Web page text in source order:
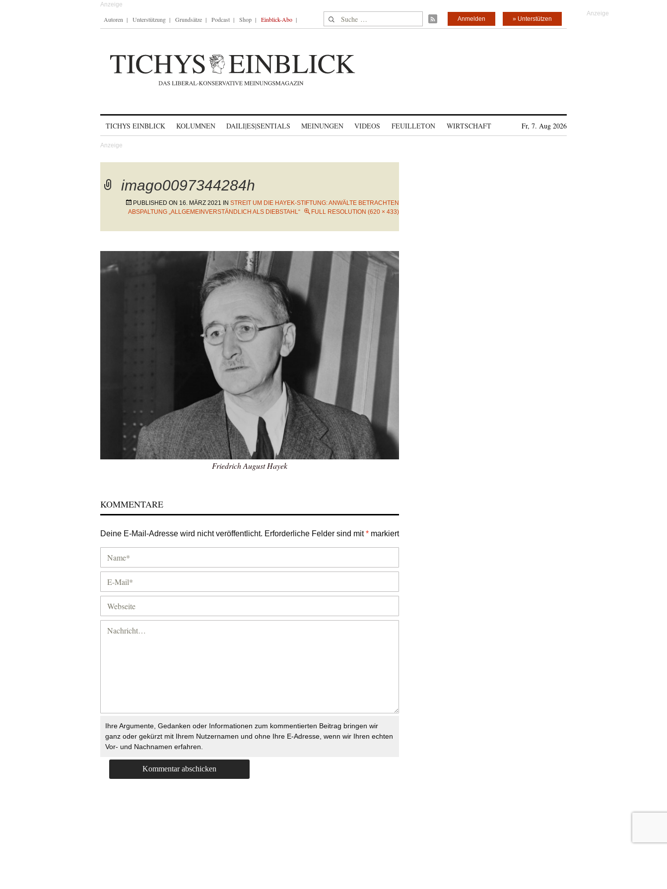
Autoren Unterstützung Grundsätze Podcast Shop Einblick-Abo Suche nach: » Unterstützen
Anmelden
TICHYS EINBLICK KOLUMNEN DAILI|ES|SENTIALS MEINUNGEN VIDEOS FEUILLETON WIRTSCHAFT Fr, 7. Aug 2026
imago0097344284h
PUBLISHED ON 16. MÄRZ 2021 IN STREIT UM DIE HAYEK-STIFTUNG: ANWÄLTE BETRACHTEN
ABSPALTUNG „ALLGEMEINVERSTÄNDLICH ALS DIEBSTAHL“
FULL RESOLUTION (620 × 433)
Friedrich August Hayek
KOMMENTARE
Deine E-Mail-Adresse wird nicht veröffentlicht. Erforderliche Felder sind mit* markiert
Ihre Argumente, Gedanken oder Informationen zum kommentierten Beitrag bringen wir
ganz oder gekürzt mit Ihrem Nutzernamen und ohne Ihre E-Adresse, wenn wir Ihren echten
Vor- und Nachnamen erfahren.